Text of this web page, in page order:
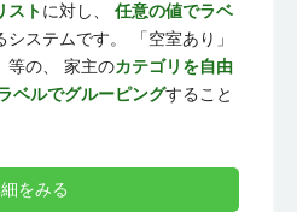
ストに対し、 任意の値でラベ
ステムです。 「空室あり」
等の、 家主のカテゴリを自由
ベルでグルーピングすること
をみる